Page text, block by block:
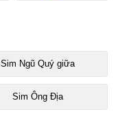
Sim Ngũ Quý giữa
Sim Ông Địa